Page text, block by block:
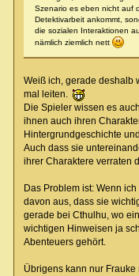
Szenario es eben nicht auf
Detektivarbeit ankommt,
die sozialen Interaktionen
nämlich ziemlich nett
Weiß ich, gerade deshalb
mal leiten.
Die Spieler wissen es
ihnen auch ihren
Hintergrundgeschichte
Auch dass sie
ihrer Charaktere verraten
Das Problem ist: Wenn
davon aus, dass sie
gerade bei Cthulhu, wo
wichtigen Hinweisen ja
Abenteuers gehört.
Übrigens kann nur